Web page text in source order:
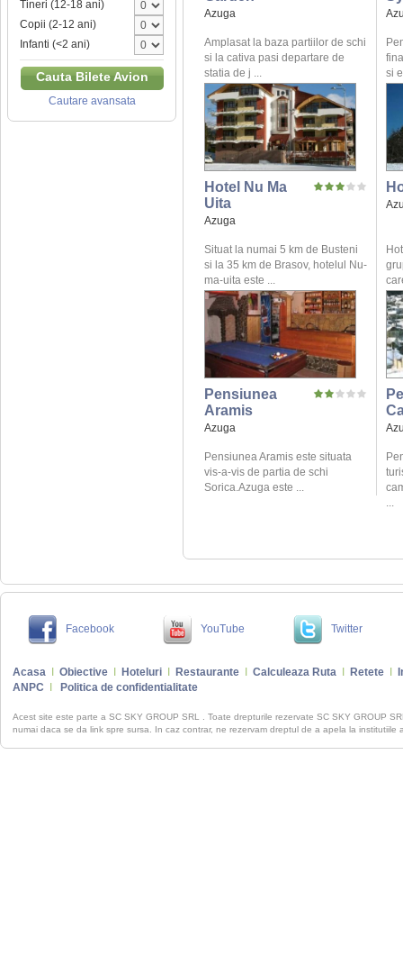
Tineri (12-18 ani)
Copii (2-12 ani)
Infanti (<2 ani)
Cauta Bilete Avion
Cautare avansata
Azuga
Amplasat la baza partiilor de schi
si la cativa pasi departare de
statia de j ...
si
Hotel Nu Ma
Uita
Azuga
Situat la numai 5 km de Busteni
si la 35 km de Brasov, hotelul Nu-
ma-uita este ...
Pensiunea
Aramis
Azuga
Pensiunea Aramis este situata
vis-a-vis de partia de schi
Sorica.Azuga este ...
...
Facebook YouTube Twitter
Acasa Obiective Hoteluri Restaurante Calculeaza Ruta Retete
ANPC
Politica de confidentialitate
Acest site este parte a SC SKY GROUP SRL . Toate drepturile rezervate SC SKY GROUP
numai daca se da link spre sursa. In caz contrar, ne rezervam dreptul de a apela la institutiile